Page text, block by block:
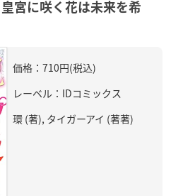
宮に咲く花は未来を希
価格：710円(税込)
レーベル：IDコミックス
環 (著), タイガーアイ (著著)